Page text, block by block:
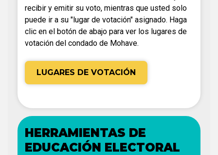
recibir y emitir su voto, mientras que usted solo
puede ir a su "lugar de votación" asignado. Haga
clic en el botón de abajo para ver los lugares de
votación del condado de Mohave.
LUGARES DE VOTACIÓN
HERRAMIENTAS DE
EDUCACIÓN ELECTORAL